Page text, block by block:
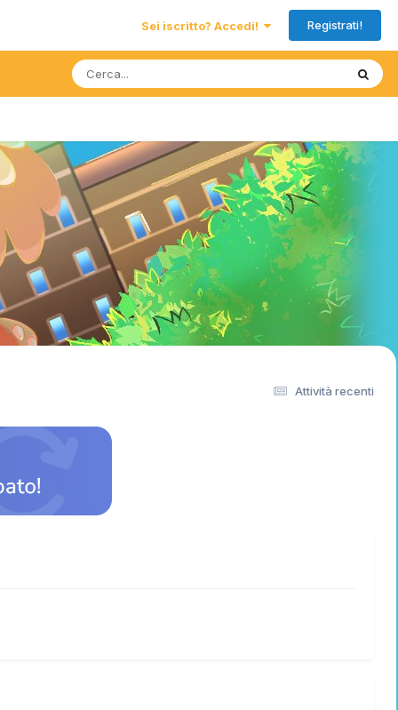
Sei iscritto? Accedi! Registrati!
Attività recenti